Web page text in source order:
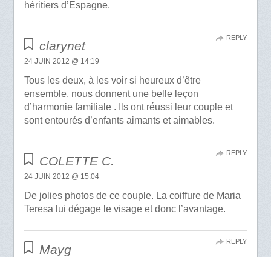
héritiers d’Espagne.
clarynet
24 JUIN 2012 @ 14:19
Tous les deux, à les voir si heureux d’être
ensemble, nous donnent une belle leçon
d’harmonie familiale . Ils ont réussi leur couple et
sont entourés d’enfants aimants et aimables.
REPLY
COLETTE C.
24 JUIN 2012 @ 15:04
De jolies photos de ce couple. La coiffure de Maria
Teresa lui dégage le visage et donc l’avantage.
REPLY
Mayg
REPLY